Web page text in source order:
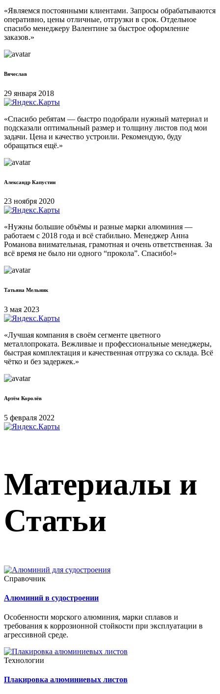
«Являемся постоянными клиентами. Запросы обрабатываются
оперативно, цены отличные, отгрузки в срок. Отдельное
спасибо менеджеру Валентине за быстрое оформление
заказов.»
Вячеслав
29 января 2018
«Спасибо ребятам — быстро подобрали нужный материал и
подсказали оптимальный размер и толщину листов под мои
задачи. Цена и качество устроили. Рекомендую, буду
обращаться ещё.»
Александр Капустин
23 ноября 2020
«Нужны большие объёмы и разные марки алюминия —
работаем с 2018 года и всё стабильно. Менеджер Анна
Романова внимательная, грамотная и очень ответственная. За
всё время не было ни одного “прокола”. Спасибо!»
Татьяна Мельник
3 мая 2023
«Лучшая компания в своём сегменте цветного
металлопроката. Вежливые и профессиональные менеджеры,
быстрая комплектация и качественная отгрузка со склада. Всё
чётко и без задержек.»
Артём Королёв
5 февраля 2022
Материалы и
Статьи
Справочник
Алюминий в судостроении
Особенности морского алюминия, марки сплавов и
требования к коррозионной стойкости при эксплуатации в
агрессивной среде.
Технологии
Плакировка алюминиевых листов